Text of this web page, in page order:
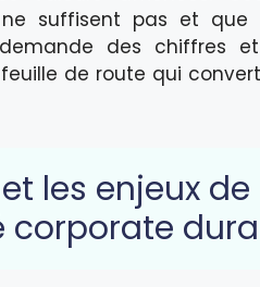
suffisent pas et que
des chiffres
de route qui
les enjeux de
corporate